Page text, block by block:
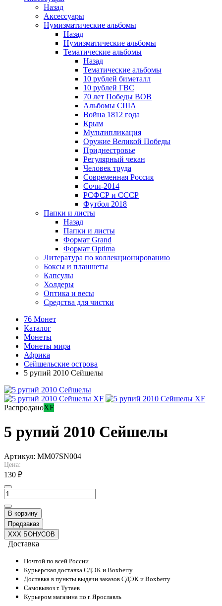
Назад
Аксессуары
Нумизматические альбомы
Назад
Нумизматические альбомы
Тематические альбомы
Назад
Тематические альбомы
10 рублей биметалл
10 рублей ГВС
70 лет Победы ВОВ
Альбомы США
Война 1812 года
Крым
Мультипликация
Оружие Великой Победы
Приднестровье
Регулярный чекан
Человек труда
Современная Россия
Сочи-2014
РСФСР и СССР
Футбол 2018
Папки и листы
Назад
Папки и листы
Формат Grand
Формат Optima
Литература по коллекционированию
Боксы и планшеты
Капсулы
Холдеры
Оптика и весы
Средства для чистки
76 Монет
Каталог
Монеты
Монеты мира
Африка
Сейшельские острова
5 рупий 2010 Сейшелы
РаспроданоXF
5 рупий 2010 Сейшелы
Артикул: MM07SN004
Цена:
130 ₽
В корзину
Предзаказ
XXX БОНУСОВ
Доставка
Почтой по всей России
Курьерская доставка СДЭК и Boxberry
Доставка в пункты выдачи заказов СДЭК и Boxberry
Самовывоз г. Тутаев
Курьером магазина по г. Ярославль